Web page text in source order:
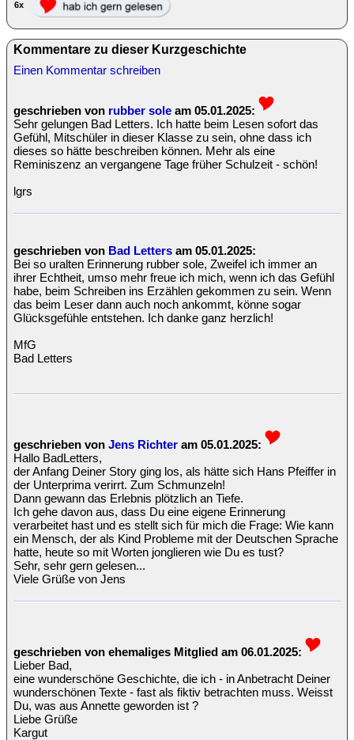
6x
Kommentare zu dieser Kurzgeschichte
Einen Kommentar schreiben
geschrieben von rubber sole am 05.01.2025:
Sehr gelungen Bad Letters. Ich hatte beim Lesen sofort das
Gefühl, Mitschüler in dieser Klasse zu sein, ohne dass ich
dieses so hätte beschreiben können. Mehr als eine
Reminiszenz an vergangene Tage früher Schulzeit - schön!
lgrs
geschrieben von Bad Letters am 05.01.2025:
Bei so uralten Erinnerung rubber sole, Zweifel ich immer an
ihrer Echtheit, umso mehr freue ich mich, wenn ich das Gefühl
habe, beim Schreiben ins Erzählen gekommen zu sein. Wenn
das beim Leser dann auch noch ankommt, könne sogar
Glücksgefühle entstehen. Ich danke ganz herzlich!
MfG
Bad Letters
geschrieben von Jens Richter am 05.01.2025:
Hallo BadLetters,
der Anfang Deiner Story ging los, als hätte sich Hans Pfeiffer in
der Unterprima verirrt. Zum Schmunzeln!
Dann gewann das Erlebnis plötzlich an Tiefe.
Ich gehe davon aus, dass Du eine eigene Erinnerung
verarbeitet hast und es stellt sich für mich die Frage: Wie kann
ein Mensch, der als Kind Probleme mit der Deutschen Sprache
hatte, heute so mit Worten jonglieren wie Du es tust?
Sehr, sehr gern gelesen...
Viele Grüße von Jens
geschrieben von ehemaliges Mitglied am 06.01.2025:
Lieber Bad,
eine wunderschöne Geschichte, die ich - in Anbetracht Deiner
wunderschönen Texte - fast als fiktiv betrachten muss. Weisst
Du, was aus Annette geworden ist ?
Liebe Grüße
Kargut